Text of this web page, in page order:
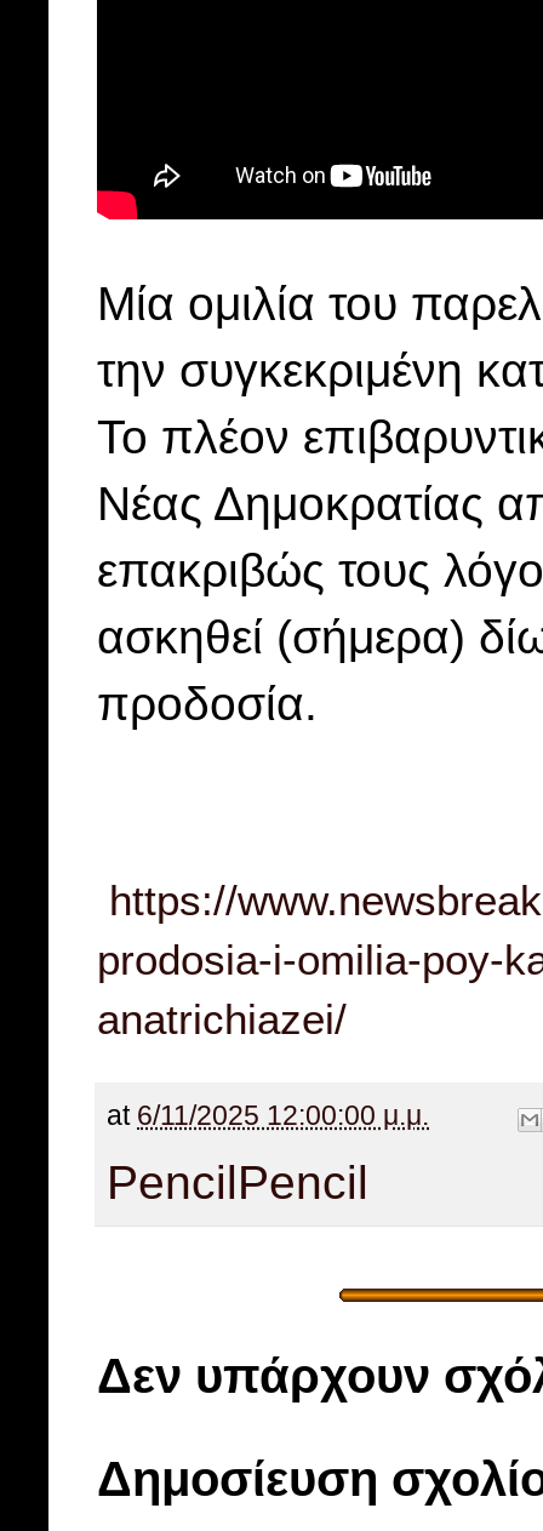
Μία ομιλία του
την συγκεκριμένη
Το πλέον
Νέας Δημοκρατίας
επακριβώς τους
ασκηθεί (σήμερα)
προδοσία.
https://
prodosia-i-omilia-poy-
anatrichiazei/
at 6/11/2025 12:00:00 μ.μ.
PencilPencil
Δεν υπάρχουν
Δημοσίευση